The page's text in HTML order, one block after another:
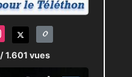
/ 1.601 vues